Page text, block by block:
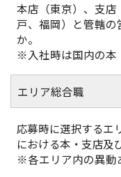
本店（東京）、支
戸、福岡）と管轄
か。
※入社時は国内の本
エリア総合職
応募時に選択するエ
における本・支店及
※各エリア内の異動